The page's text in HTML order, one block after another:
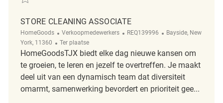
STORE CLEANING ASSOCIATE
HomeGoods Categorie
Verkoopmedewerkers ReqId
REQ139996 Plaats
Bayside, New
York, 11360
Afgelegen
Ter plaatse
HomeGoodsTJX biedt elke dag nieuwe kansen om
te groeien, te leren en jezelf te overtreffen. Je maakt
deel uit van een dynamisch team dat diversiteit
omarmt, samenwerking bevordert en prioriteit gee...